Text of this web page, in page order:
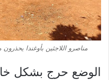
مناصرو اللاجئين بأوغندا
الوضع حرج بشكل